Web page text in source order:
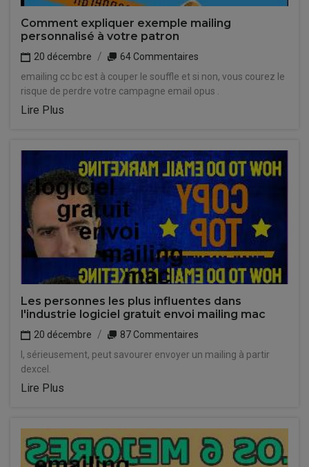
Comment expliquer exemple mailing
personnalisé à votre patron
20 décembre
64 Commentaires
emailing cc bc est à couper le souffle et si non, vous courez le
risque de perdre votre campagne email opus .
Lire Plus
Les personnes les plus influentes dans
l'industrie logiciel gratuit envoi mailing mac
20 décembre
87 Commentaires
I, sérieusement, peut savourer envoyer un mailing à partir
dexcel.
Lire Plus